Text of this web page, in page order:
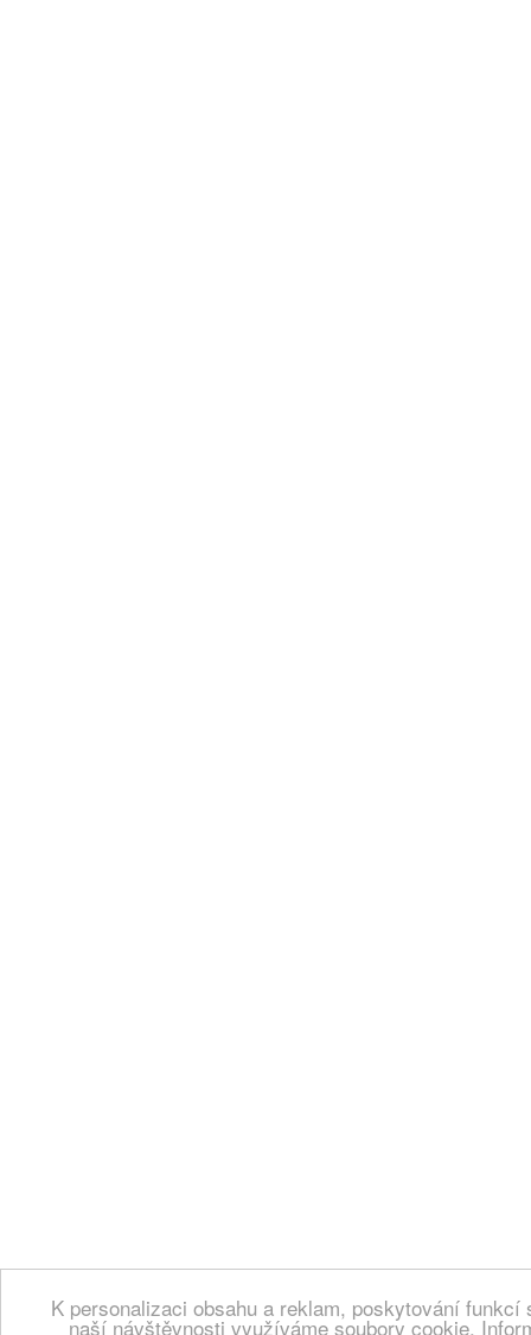
K personalizaci obsahu a reklam, poskytování
naší návštěvnosti využíváme soubory cookie.